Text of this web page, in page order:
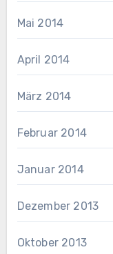
Mai 2014
April 2014
März 2014
Februar 2014
Januar 2014
Dezember 2013
Oktober 2013